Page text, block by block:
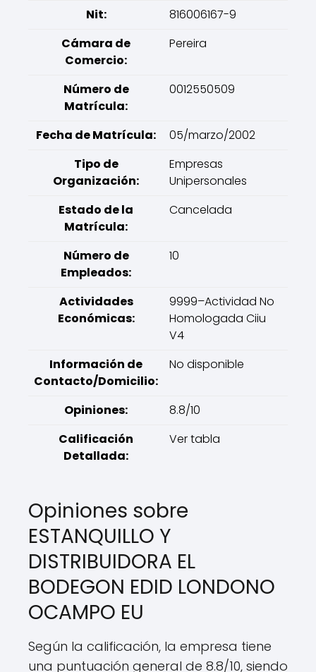
Nit:
816006167-9
Cámara de
Comercio:
Pereira
Número de
Matrícula:
0012550509
Fecha de Matrícula:
05/marzo/2002
Tipo de
Organización:
Empresas
Unipersonales
Estado de la
Matrícula:
Cancelada
Número de
Empleados:
10
Actividades
Económicas:
9999–Actividad No
Homologada Ciiu
V4
Información de
Contacto/Domicilio:
No disponible
Opiniones:
8.8/10
Calificación
Detallada:
Ver tabla
Opiniones sobre
ESTANQUILLO Y
DISTRIBUIDORA EL
BODEGON EDID LONDONO
OCAMPO EU
Según la calificación, la empresa tiene
una puntuación general de 8.8/10, siendo